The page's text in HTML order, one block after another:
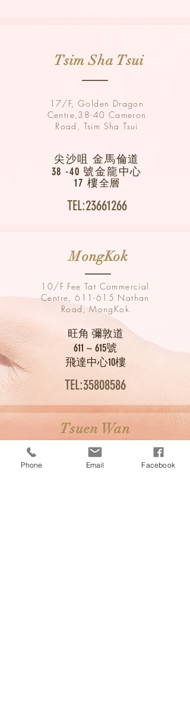
Tsim Sha Tsui
17/F, Golden Dragon
Centre,38-40 Cameron
Road, Tsim Sha Tsui
尖沙咀 金馬倫道
38 -40 號金龍中心
17 樓全層
TEL:23661266
MongKok
10/F Fee Tat Commercial
Centre, 611-615 Nathan
Road, MongKok
旺角 彌敦道
611 ~ 615號
飛達中心10樓
TEL:35808586
Tsuen Wan
Phone Email Facebook